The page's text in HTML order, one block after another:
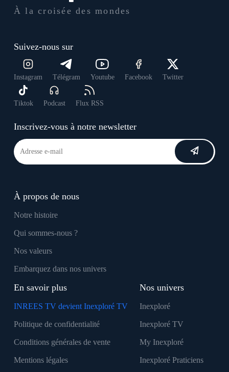
À la croisée des mondes
Suivez-nous sur
Instagram Télégram Youtube Facebook Twitter
Tiktok Podcast Flux RSS
Inscrivez-vous à notre newsletter
À propos de nous
Notre histoire
Qui sommes-nous ?
Nos valeurs
Embarquez dans nos univers
En savoir plus
INREES TV devient Inexploré TV
Politique de confidentialité
Conditions générales de vente
Mentions légales
Nos univers
Inexploré
Inexploré TV
My Inexploré
Inexploré Praticiens